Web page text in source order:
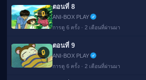
🔒
ตอนที่ 8
ANI-BOX PLAY
การดู 6 ครั้ง · 2 เดือนที่ผ่านมา
🔒
ตอนที่ 9
ANI-BOX PLAY
การดู 6 ครั้ง · 2 เดือนที่ผ่านมา